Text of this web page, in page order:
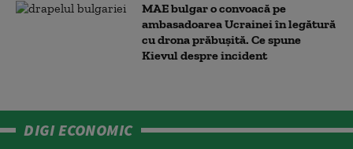
MAE bulgar o convoacă pe
ambasadoarea Ucrainei în legătură
cu drona prăbuşită. Ce spune
Kievul despre incident
DIGI ECONOMIC